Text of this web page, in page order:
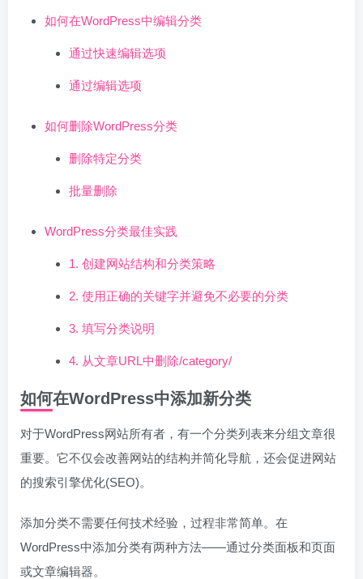
如何在WordPress中编辑分类
通过快速编辑选项
通过编辑选项
如何删除WordPress分类
删除特定分类
批量删除
WordPress分类最佳实践
1. 创建网站结构和分类策略
2. 使用正确的关键字并避免不必要的分类
3. 填写分类说明
4. 从文章URL中删除/category/
如何在WordPress中添加新分类
对于WordPress网站所有者，有一个分类列表来分组文章很
重要。它不仅会改善网站的结构并简化导航，还会促进网站
的搜索引擎优化(SEO)。
添加分类不需要任何技术经验，过程非常简单。在
WordPress中添加分类有两种方法——通过分类面板和页面
或文章编辑器。